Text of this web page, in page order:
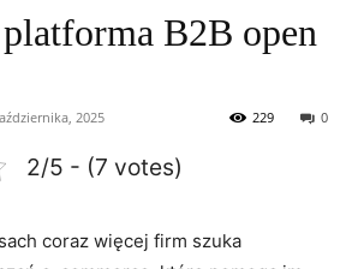
B2B open
2025 0
229
2/5 - (7 votes)
coraz więcej⁣ firm ​szuka⁢